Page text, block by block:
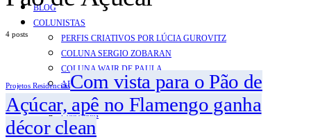
BLOG
COLUNISTAS
PERFIS CRIATIVOS POR LÚCIA GUROVITZ
COLUNA SERGIO ZOBARAN
COLUNA WAIR DE PAULA
ARTE.IN.FORMA
CONEXÕES
Conectadas
Notas
4 posts
Projetos ResidenciaisCom vista para o Pão de
Açúcar, apê no Flamengo ganha
décor clean